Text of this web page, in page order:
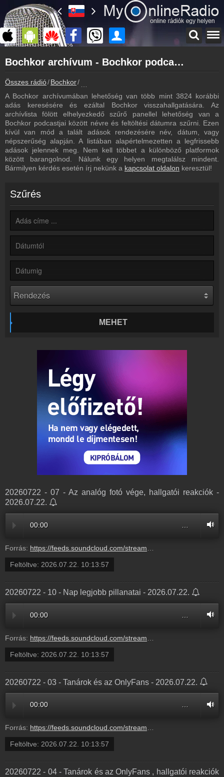
myonlineradio.hu
Bochkor
Vissza a Bochkor oldalára
Bejelentkezés
Hozz létre saját fiókot!
Most szól
Tudd meg mi szólt eddig
Frekvenciák
Bochkor frekvencia
Bochkor műsorai
Webkamera
Bochkor webkamera, élőkép
Hírek
Bochkor kapcsolatos hírek
Kapcsolat
Írj nekünk!
Partnerek
Rádiós partnerek
Rádió beágyazás
Ágyazd be weboldaladba
Bochkor archívum - Bochkor podcasts - Bochkor visszahallgatás
Összes rádió Bochkor
A Bochkor archívumában lehetőség van több mint 3824 korábbi
adás keresésére és ezáltal Bochkor visszahallgatására. Az
archívlista fölött elhelyezkedő szűrő panellel lehetőség van a
Bochkor podcastjai között névre és feltöltési dátumra szűrni. Ezen
kívül van mód a talált adások rendezésére név, dátum, vagy
népszerűség alapján. A listában alapértelmezetten a legfrissebb
adások jelennek meg. Nem kell többet a különböző platformok
között barangolnod. Nálunk egy helyen megtalálsz mindent.
Bármilyen kérdés esetén írj nekünk a kapcsolat oldalon keresztül!
Szűrés
MEHET
20260722 - 07 - Az analóg fotó vége, hallgatói reakciók -
2026.07.22.
00:00
Forrás: https://feeds.soundcloud.com/stream/2365671479-bochkorradioshow-20260722-07-az-analog-foto-vege-hallgatoi-reakciok-7.mp3
Feltöltve: 2026.07.22. 10:13:57
20260722 - 10 - Nap legjobb pillanatai - 2026.07.22.
00:00
Forrás: https://feeds.soundcloud.com/stream/2365671476-bochkorradioshow-20260722-10-nap-legjobb-pillanatai-10.mp3
Feltöltve: 2026.07.22. 10:13:57
20260722 - 03 - Tanárok és az OnlyFans - 2026.07.22.
00:00 …
Forrás: https://feeds.soundcloud.com/stream/2365671473-bochkorradioshow-20260722-03-tanarok-es-az-onlyfans-3.mp3
Feltöltve: 2026.07.22. 10:13:57
20260722 - 04 - Tanárok és az OnlyFans , hallgatói reakciók